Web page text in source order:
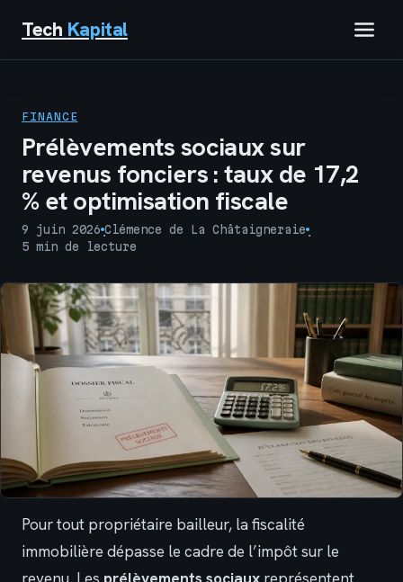
Tech Kapital
BUSINESS
MARKETING
FINANCE
Prélèvements sociaux sur
revenus fonciers : taux de 17,2
% et optimisation fiscale
9 juin 2026
·
Clémence de La Châtaigneraie
·
5 min de lecture
Pour tout propriétaire bailleur, la fiscalité
immobilière dépasse le cadre de l’impôt sur le